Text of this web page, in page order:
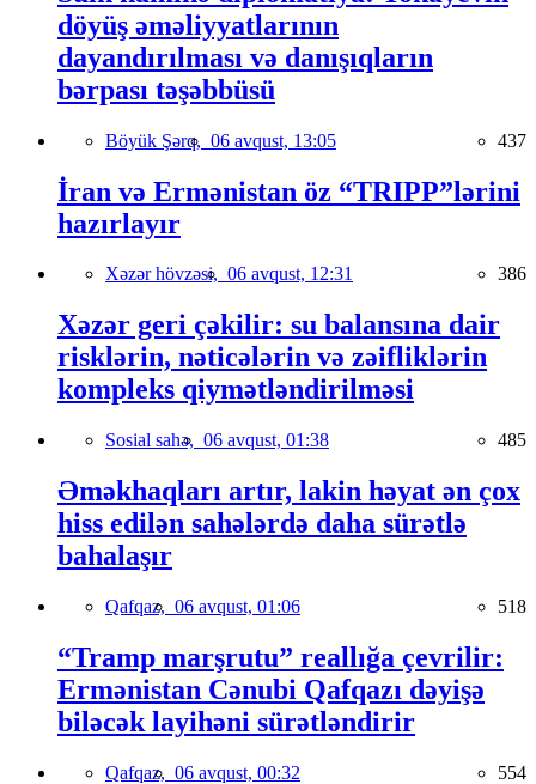
döyüş əməliyyatlarının
dayandırılması və danışıqların
bərpası təşəbbüsü
Böyük Şərq, 06 avqust, 13:05 437
İran və Ermənistan öz “TRIPP”lərini
hazırlayır
Xəzər hövzəsi, 06 avqust, 12:31 386
Xəzər geri çəkilir: su balansına dair
risklərin, nəticələrin və zəifliklərin
kompleks qiymətləndirilməsi
Sosial sahə, 06 avqust, 01:38 485
Əməkhaqları artır, lakin həyat ən çox
hiss edilən sahələrdə daha sürətlə
bahalaşır
Qafqaz, 06 avqust, 01:06 518
“Tramp marşrutu” reallığa çevrilir:
Ermənistan Cənubi Qafqazı dəyişə
biləcək layihəni sürətləndirir
Qafqaz, 06 avqust, 00:32 554